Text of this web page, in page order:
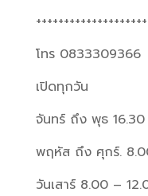
โทร 0833309366
เปิดทุกวัน
จันทร์ ถึง พุธ
พฤหัส ถึง ศุกร์.
วันเสาร์ 8.00 –